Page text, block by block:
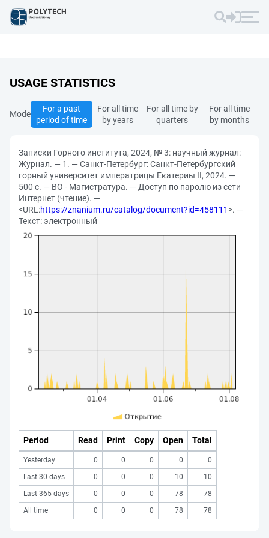
USAGE STATISTICS
Mode
For a past
period of time
For all time
by years
For all time by
quarters
For all time
by months
Записки Горного института, 2024, № 3: научный журнал:
Журнал. — 1. — Санкт-Петербург: Санкт-Петербургский
горный университет императрицы Екатериы II, 2024. —
500 с. — ВО - Магистратура. — Доступ по паролю из сети
Интернет (чтение). —
<URL:https://znanium.ru/catalog/document?id=458111 >. —
Текст: электронный
Period Read Print Copy Open Total
Yesterday 0 0 0 0
0
Last 30 days
0 0 0 10
10
Last 365 days
0 0 0 78
78
All time
0 0 0 78 78